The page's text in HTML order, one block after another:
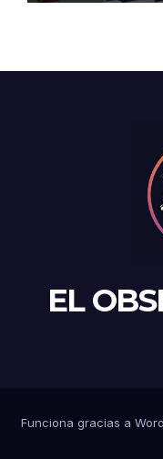
EL
Funciona gracias a